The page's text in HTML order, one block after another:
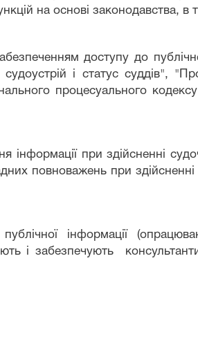
на основі законодавства,
доступу до
і статус суддів",
го процесуального
при здійсненні
повноважень при
інформації
і забезпечують